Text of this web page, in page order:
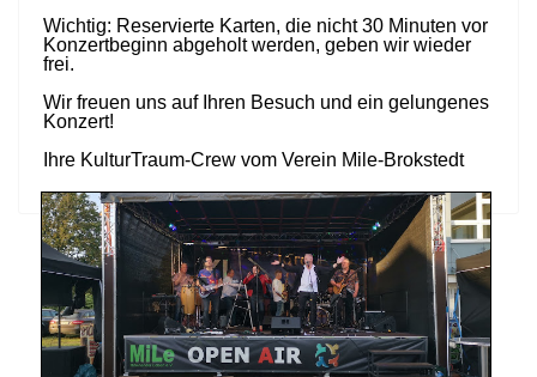
Wichtig: Reservierte Karten, die nicht 30 Minuten vor
Konzertbeginn abgeholt werden, geben wir wieder
frei.
Wir freuen uns auf Ihren Besuch und ein gelungenes
Konzert!
Ihre KulturTraum-Crew vom Verein Mile-Brokstedt